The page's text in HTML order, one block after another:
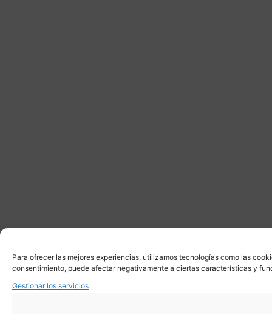
Para ofrecer las mejores experiencias, utilizamos tecnologías como las
consentimiento, puede afectar negativamente a ciertas características y
Gestionar los servicios